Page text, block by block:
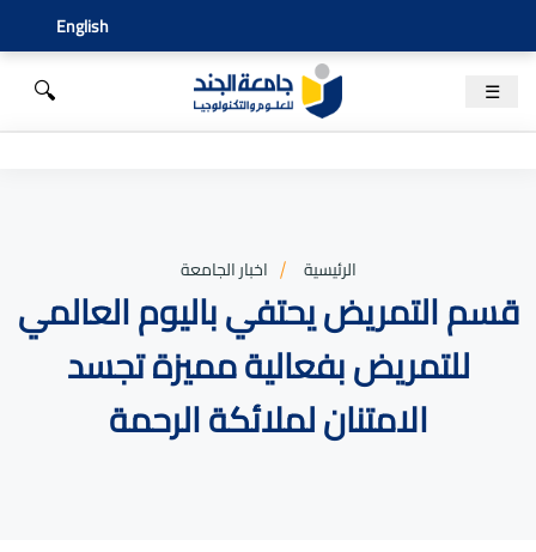
English
☰
🔍
الرئيسية اخبار الجامعة
قسم التمريض يحتفي باليوم العالمي
للتمريض بفعالية مميزة تجسد
الامتنان لملائكة الرحمة